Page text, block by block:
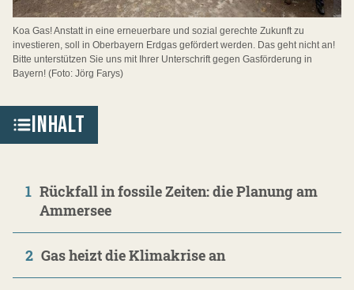
Koa Gas! Anstatt in eine erneuerbare und sozial gerechte Zukunft zu
investieren, soll in Oberbayern Erdgas gefördert werden. Das geht nicht an!
Bitte unterstützen Sie uns mit Ihrer Unterschrift gegen Gasförderung in
Bayern! (Foto: Jörg Farys)
INHALT
1 Rückfall in fossile Zeiten: die Planung am
Ammersee
2 Gas heizt die Klimakrise an